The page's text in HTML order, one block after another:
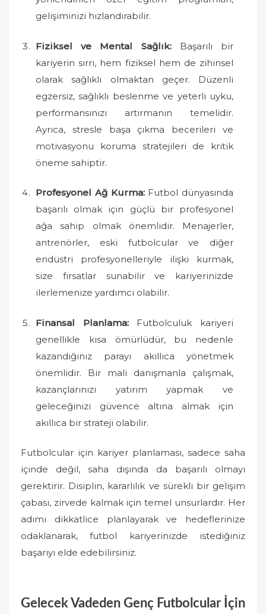
gelişiminizi hızlandırabilir.
Fiziksel ve Mental Sağlık:Başarılı bir
kariyerin sırrı, hem fiziksel hem de zihinsel
olarak sağlıklı olmaktan geçer. Düzenli
egzersiz, sağlıklı beslenme ve yeterli uyku,
performansınızı artırmanın temelidir.
Ayrıca, stresle başa çıkma becerileri ve
motivasyonu koruma stratejileri de kritik
öneme sahiptir.
Profesyonel Ağ Kurma:Futbol dünyasında
başarılı olmak için güçlü bir profesyonel
ağa sahip olmak önemlidir. Menajerler,
antrenörler, eski futbolcular ve diğer
endüstri profesyonelleriyle ilişki kurmak,
size fırsatlar sunabilir ve kariyerinizde
ilerlemenize yardımcı olabilir.
Finansal Planlama:Futbolculuk kariyeri
genellikle kısa ömürlüdür, bu nedenle
kazandığınız parayı akıllıca yönetmek
önemlidir. Bir mali danışmanla çalışmak,
kazançlarınızı yatırım yapmak ve
geleceğinizi güvence altına almak için
akıllıca bir strateji olabilir.
Futbolcular için kariyer planlaması, sadece saha
içinde değil, saha dışında da başarılı olmayı
gerektirir. Disiplin, kararlılık ve sürekli bir gelişim
çabası, zirvede kalmak için temel unsurlardır. Her
adımı dikkatlice planlayarak ve hedeflerinize
odaklanarak, futbol kariyerinizde istediğiniz
başarıyı elde edebilirsiniz.
Gelecek Vadeden Genç Futbolcular İçin